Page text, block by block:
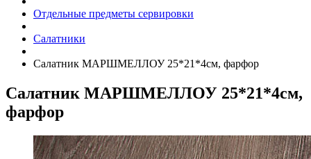
Отдельные предметы сервировки
Салатники
Салатник МАРШМЕЛЛОУ 25*21*4см, фарфор
Салатник МАРШМЕЛЛОУ 25*21*4см,
фарфор